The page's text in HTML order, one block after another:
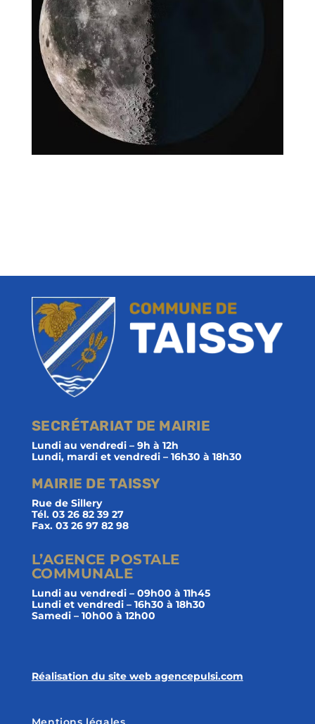
SECRÉTARIAT DE MAIRIE
Lundi au vendredi – 9h à 12h
Lundi, mardi et vendredi – 16h30 à 18h30
MAIRIE DE TAISSY
Rue de Sillery
Tél. 03 26 82 39 27
Fax. 03 26 97 82 98
L’AGENCE POSTALE
COMMUNALE
Lundi au vendredi – 09h00 à 11h45
Lundi et vendredi – 16h30 à 18h30
Samedi – 10h00 à 12h00
Réalisation du site web agencepulsi.com